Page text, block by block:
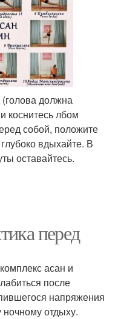
(голова должна
коснитесь лбом
собой, положите
вдыхайте. В
оставайтесь.
перед
асан и
после
напряжения
ночному отдыху.